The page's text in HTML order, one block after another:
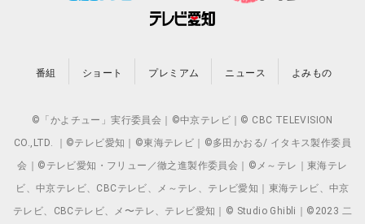
番組 ショート プレミアム ニュース よみもの
©「かよチュー」実行委員会｜©中京テレビ｜© CBC TELEVISION
CO.,LTD. ｜©テレビ愛知｜©東海テレビ｜©多田かおる/ イタキス製作委員
会｜©テレビ愛知・フリュー／徹之進製作委員会｜©メ～テレ｜東海テレ
ビ、中京テレビ、CBCテレビ、メ～テレ、テレビ愛知｜東海テレビ、中京
テレビ、CBCテレビ、メ〜テレ、テレビ愛知｜© Studio Ghibli｜©2023 二